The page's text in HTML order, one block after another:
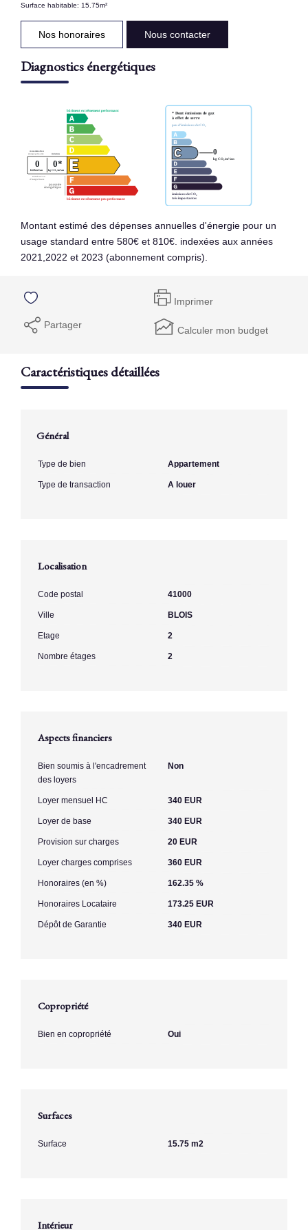
Surface habitable: 15.75m²
Nos honoraires Nous contacter
Diagnostics énergétiques
Montant estimé des dépenses annuelles d'énergie pour un
usage standard entre 580€ et 810€. indexées aux années
2021,2022 et 2023 (abonnement compris).
Imprimer
Partager Calculer mon budget
Caractéristiques détaillées
Général
Type de bien Appartement
Type de transaction A louer
Localisation
Code postal 41000
Ville BLOIS
Etage 2
Nombre étages 2
Aspects financiers
Bien soumis à l'encadrement
des loyers
Non
Loyer mensuel HC 340 EUR
Loyer de base 340 EUR
Provision sur charges 20 EUR
Loyer charges comprises 360 EUR
Honoraires (en %) 162.35 %
Honoraires Locataire 173.25 EUR
Dépôt de Garantie 340 EUR
Copropriété
Bien en copropriété Oui
Surfaces
Surface 15.75 m2
Intérieur